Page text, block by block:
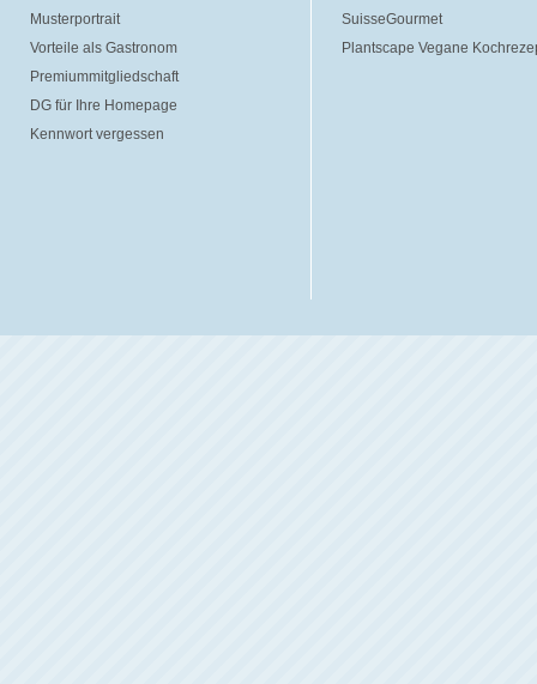
Musterportrait
Vorteile als Gastronom
Premiummitgliedschaft
DG für Ihre Homepage
Kennwort vergessen
SuisseGourmet
Plantscape Vegane